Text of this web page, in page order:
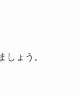
しょう。